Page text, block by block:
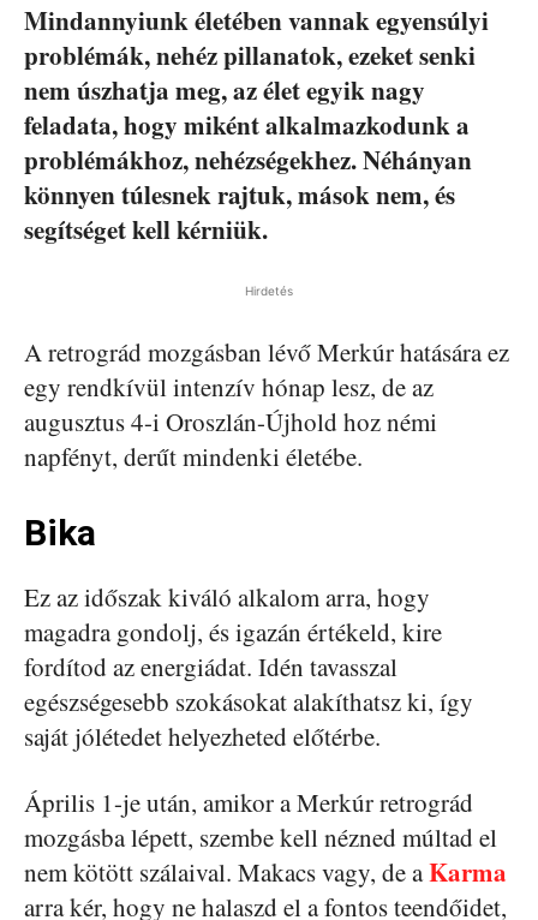
Mindannyiunk életében vannak egyensúlyi
problémák, nehéz pillanatok, ezeket senki
nem úszhatja meg, az élet egyik nagy
feladata, hogy miként alkalmazkodunk a
problémákhoz, nehézségekhez. Néhányan
könnyen túlesnek rajtuk, mások nem, és
segítséget kell kérniük.
Hirdetés
A retrográd mozgásban lévő Merkúr hatására ez
egy rendkívül intenzív hónap lesz, de az
augusztus 4-i Oroszlán-Újhold hoz némi
napfényt, derűt mindenki életébe.
Bika
Ez az időszak kiváló alkalom arra, hogy
magadra gondolj, és igazán értékeld, kire
fordítod az energiádat. Idén tavasszal
egészségesebb szokásokat alakíthatsz ki, így
saját jólétedet helyezheted előtérbe.
Április 1-je után, amikor a Merkúr retrográd
mozgásba lépett, szembe kell nézned múltad el
nem kötött szálaival. Makacs vagy, de aKarma
arra kér, hogy ne halaszd el a fontos teendőidet,